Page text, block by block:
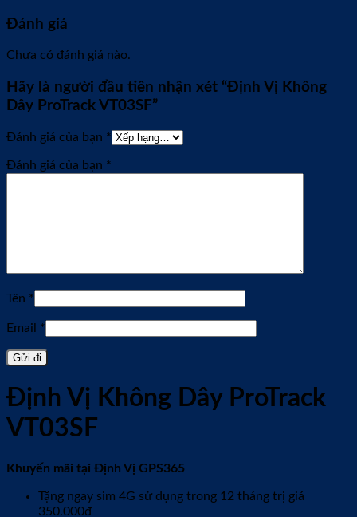
Đánh giá
Chưa có đánh giá nào.
Hãy là người đầu tiên nhận xét “Định Vị Không
Dây ProTrack VT03SF”
Đánh giá của bạn *
Đánh giá của bạn *
Tên *
Email *
Định Vị Không Dây ProTrack
VT03SF
Khuyến mãi tại Định Vị GPS365
Tặng ngay sim 4G sử dụng trong 12 tháng trị giá
350.000đ